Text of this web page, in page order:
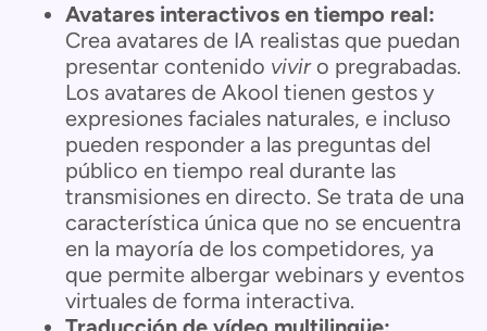
Avatares interactivos en tiempo real:
Crea avatares de IA realistas que puedan
presentar contenido viviro pregrabadas.
Los avatares de Akool tienen gestos y
expresiones faciales naturales, e incluso
pueden responder a las preguntas del
público en tiempo real durante las
transmisiones en directo. Se trata de una
característica única que no se encuentra
en la mayoría de los competidores, ya
que permite albergar webinars y eventos
virtuales de forma interactiva.